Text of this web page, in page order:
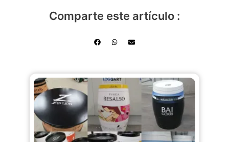
Comparte este artículo :